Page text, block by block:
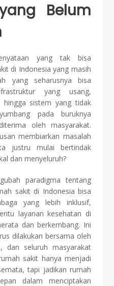
Belum
yang tak bisa
di Indonesia yang masih
yang seharusnya bisa
yang usang,
hingga sistem yang tidak
pada buruknya
oleh masyarakat.
membiarkan masalah
justru mulai bertindak
dan menyeluruh?
paradigma tentang
sakit di Indonesia bisa
yang lebih inklusif,
layanan kesehatan di
dan berkembang. Ini
dilakukan bersama oleh
dan seluruh masyarakat
sakit hanya menjadi
tapi jadikan rumah
dalam menciptakan